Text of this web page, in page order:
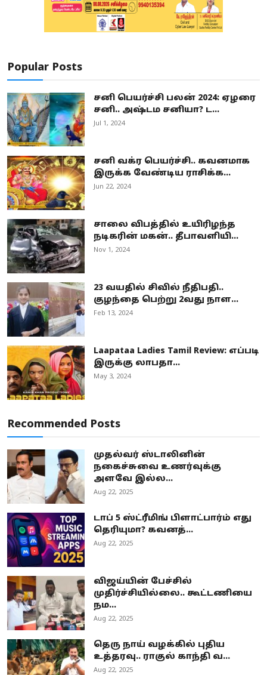
Popular Posts
சனி பெயர்ச்சி பலன் 2024: ஏழரை
சனி.. அஷ்டம சனியா? ட...
Jul 1, 2024
சனி வக்ர பெயர்ச்சி.. கவனமாக
இருக்க வேண்டிய ராசிக்க...
Jun 22, 2024
சாலை விபத்தில் உயிரிழந்த
நடிகரின் மகன்.. தீபாவளியி...
Nov 1, 2024
23 வயதில் சிவில் நீதிபதி..
குழந்தை பெற்று 2வது நாள...
Feb 13, 2024
Laapataa Ladies Tamil Review: எப்படி
இருக்கு லாபதா...
May 3, 2024
Recommended Posts
முதல்வர் ஸ்டாலினின்
நகைச்சுவை உணர்வுக்கு
அளவே இல்ல...
Aug 22, 2025
டாப் 5 ஸ்ட்ரீமிங் பிளாட்பார்ம் எது
தெரியுமா? கவனத்...
Aug 22, 2025
விஜய்யின் பேச்சில்
முதிர்ச்சியில்லை.. கூட்டணியை
நம...
Aug 22, 2025
தெரு நாய் வழக்கில் புதிய
உத்தரவு.. ராகுல் காந்தி வ...
Aug 22, 2025